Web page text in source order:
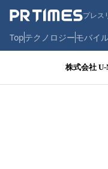
プレス
Topテクノロジーモバイ
株式会社